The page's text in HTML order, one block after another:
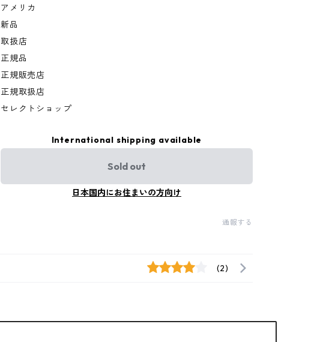
アメリカ
新品
取扱店
正規品
正規販売店
正規取扱店
セレクトショップ
International shipping available
Sold out
日本国内にお住まいの方向け
通報する
(2)